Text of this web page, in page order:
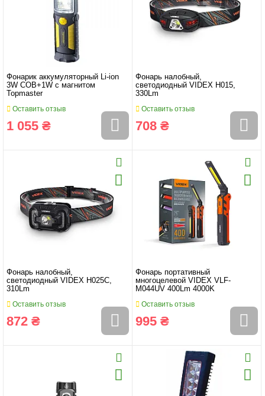
Фонарик аккумуляторный Li-ion
3W COB+1W с магнитом
Topmaster
Оставить отзыв
1 055 ₴
Фонарь налобный,
светодиодный VIDEX H015,
330Lm
Оставить отзыв
708 ₴
Фонарь налобный,
светодиодный VIDEX H025С,
310Lm
Оставить отзыв
872 ₴
Фонарь портативный
многоцелевой VIDEX VLF-
M044UV 400Lm 4000K
Оставить отзыв
995 ₴